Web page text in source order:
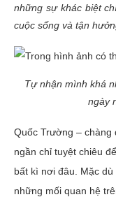
những sự khác biệt
cuộc sống và tận
Tự nhận mình khá
ngày
Quốc Trường – chàng
ngần chỉ tuyệt chiêu
bất kì nơi đâu. Mặc
những mối quan hệ